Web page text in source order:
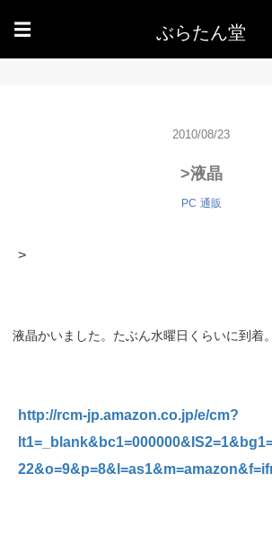
☰ ぶらたん堂
2010/08/23
>液晶
PC 通販
>
液晶かいました。たぶん水曜日くらいに到着。
http://rcm-jp.amazon.co.jp/e/cm?